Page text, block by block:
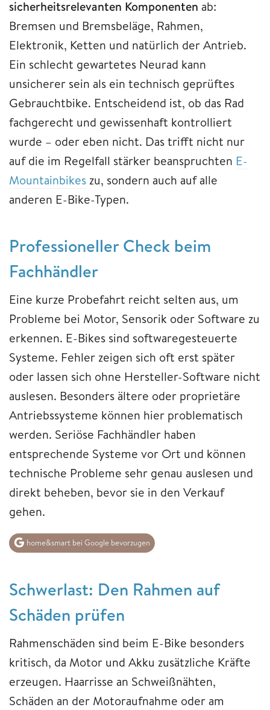
sicherheitsrelevanten Komponenten ab:
Bremsen und Bremsbeläge, Rahmen,
Elektronik, Ketten und natürlich der Antrieb.
Ein schlecht gewartetes Neurad kann
unsicherer sein als ein technisch geprüftes
Gebrauchtbike. Entscheidend ist, ob das Rad
fachgerecht und gewissenhaft kontrolliert
wurde – oder eben nicht. Das trifft nicht nur
auf die im Regelfall stärker beanspruchten E-
Mountainbikeszu, sondern auch auf alle
anderen E-Bike-Typen.
Professioneller Check beim
Fachhändler
Eine kurze Probefahrt reicht selten aus, um
Probleme bei Motor, Sensorik oder Software zu
erkennen. E-Bikes sind softwaregesteuerte
Systeme. Fehler zeigen sich oft erst später
oder lassen sich ohne Hersteller-Software nicht
auslesen. Besonders ältere oder proprietäre
Antriebssysteme können hier problematisch
werden. Seriöse Fachhändler haben
entsprechende Systeme vor Ort und können
technische Probleme sehr genau auslesen und
direkt beheben, bevor sie in den Verkauf
gehen.
home&smart bei Google bevorzugen
Schwerlast: Den Rahmen auf
Schäden prüfen
Rahmenschäden sind beim E-Bike besonders
kritisch, da Motor und Akku zusätzliche Kräfte
erzeugen. Haarrisse an Schweißnähten,
Schäden an der Motoraufnahme oder am